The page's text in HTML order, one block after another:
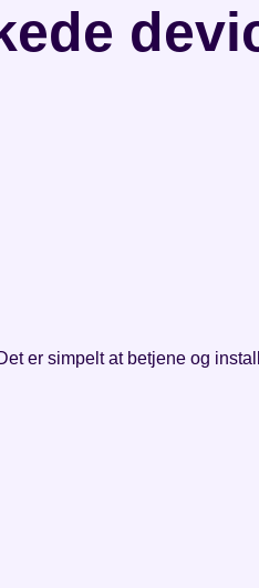
er simpelt at betjene og